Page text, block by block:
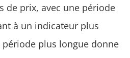
de prix, avec une période
à un indicateur plus
plus longue donne